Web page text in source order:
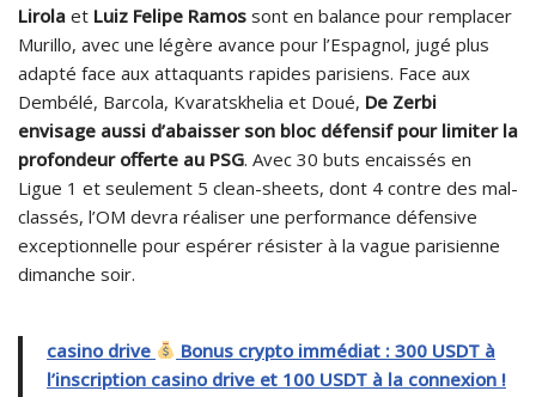
Lirola et Luiz Felipe Ramos sont en balance pour remplacer
Murillo, avec une légère avance pour l’Espagnol, jugé plus
adapté face aux attaquants rapides parisiens. Face aux
Dembélé, Barcola, Kvaratskhelia et Doué, De Zerbi
envisage aussi d’abaisser son bloc défensif pour limiter la
profondeur offerte au PSG. Avec 30 buts encaissés en
Ligue 1 et seulement 5 clean-sheets, dont 4 contre des mal-
classés, l’OM devra réaliser une performance défensive
exceptionnelle pour espérer résister à la vague parisienne
dimanche soir.
casino drive
Bonus crypto immédiat : 300 USDT à
l’inscription casino drive et 100 USDT à la connexion !